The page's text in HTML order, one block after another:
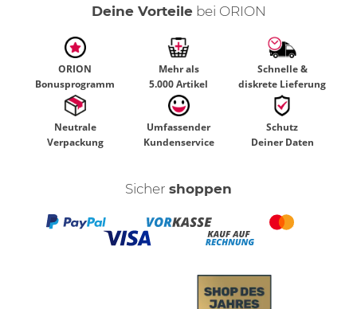
Deine Vorteilebei ORION
ORION
Bonusprogramm
Mehr als
5.000 Artikel
Schnelle &
diskrete Lieferung
Neutrale
Verpackung
Umfassender
Kundenservice
Schutz
Deiner Daten
Sicher shoppen